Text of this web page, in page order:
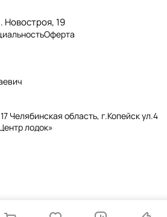
Новостроя, 19
Оферта
Челябинская область, г.Копейск ул.4
лодок»